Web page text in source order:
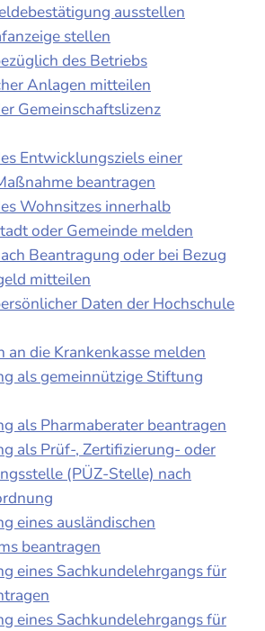
ausstellen
stellen
des Betriebs
Anlagen mitteilen
Gemeinschaftslizenz
Entwicklungsziels einer
beantragen
Wohnsitzes innerhalb
oder Gemeinde melden
Beantragung oder bei Bezug
mitteilen
Daten der Hochschule
an die Krankenkasse melden
als gemeinnützige Stiftung
als Pharmaberater beantragen
als Prüf-, Zertifizierung- oder
(PÜZ-Stelle) nach
eines ausländischen
beantragen
eines Sachkundelehrgangs für
eines Sachkundelehrgangs für